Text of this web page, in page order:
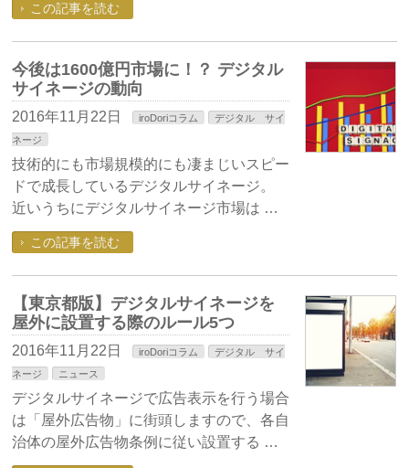
この記事を読む
今後は1600億円市場に！？ デジタル
サイネージの動向
2016年11月22日 iroDoriコラム
デジタル サイ
ネージ
技術的にも市場規模的にも凄まじいスピー
ドで成長しているデジタルサイネージ。
近いうちにデジタルサイネージ市場は …
この記事を読む
【東京都版】デジタルサイネージを
屋外に設置する際のルール5つ
2016年11月22日 iroDoriコラム
デジタル サイ
ネージ
ニュース
デジタルサイネージで広告表示を行う場合
は「屋外広告物」に街頭しますので、各自
治体の屋外広告物条例に従い設置する …